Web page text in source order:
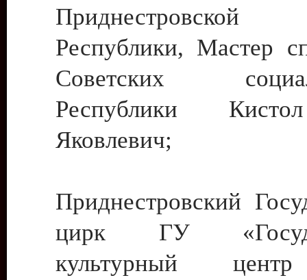
Приднестровской
Республики, Мастер
Советских
Республики
Яковлевич;
Приднестровский
цирк ГУ
культурный